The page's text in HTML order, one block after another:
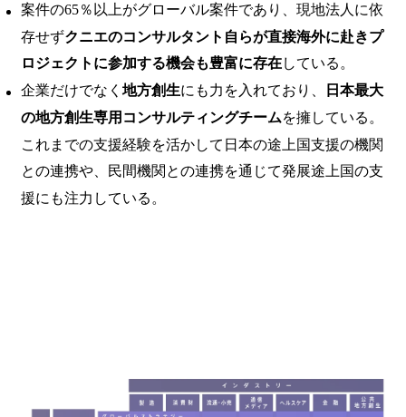
案件の65％以上がグローバル案件であり、現地法人に依
存せずクニエのコンサルタント自らが直接海外に赴きプ
ロジェクトに参加する機会も豊富に存在している。
企業だけでなく 地方創生にも力を入れており、
日本最大
の地方創生専用コンサルティングチームを擁している。
これまでの支援経験を活かして日本の途上国支援の機関
との連携や、民間機関との連携を通じて発展途上国の支
援にも注力している。